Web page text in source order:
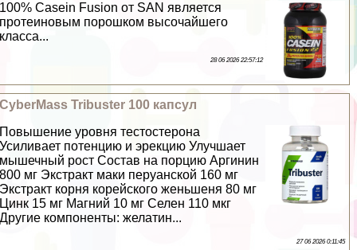
100% Casein Fusion от SAN является
протеиновым порошком высочайшего
класса...
28 06 2026 22:57:12
CyberMass Tribuster 100 капсул
Повышение уровня тестостерона
Усиливает потенцию и эpeкцию Улучшает
мышечный рост Состав на порцию Аргинин
800 мг Экстpaкт маки перуанской 160 мг
Экстpaкт корня корейского женьшеня 80 мг
Цинк 15 мг Магний 10 мг Селен 110 мкг
Другие компоненты: желатин...
27 06 2026 0:11:45